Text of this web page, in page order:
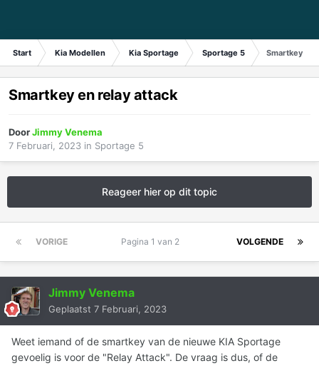
Start Kia Modellen Kia Sportage Sportage 5 Smartkey en
Smartkey en relay attack
DoorJimmy Venema
7 Februari, 2023 in Sportage 5
Reageer hier op dit topic
VORIGE VOLGENDE
Pagina 1 van 2
Jimmy Venema
Geplaatst 7 Februari, 2023
Weet iemand of de smartkey van de nieuwe KIA Sportage
gevoelig is voor de "Relay Attack". De vraag is dus, of de